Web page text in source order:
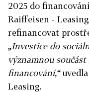
2025 do
Raiffeisen -
refinancovat
„Investice do
významnou
financování,“uvedla
Leasing.